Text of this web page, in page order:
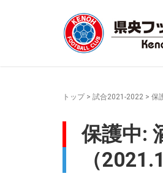
トップ> 試合2021-2022 > 保
保護中:
（